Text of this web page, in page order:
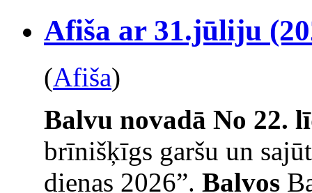
Afiša ar 31.jūliju
(Afiša)
Balvu novadā No 22.
brīnišķīgs garšu un
dienas 2026”. Balvos